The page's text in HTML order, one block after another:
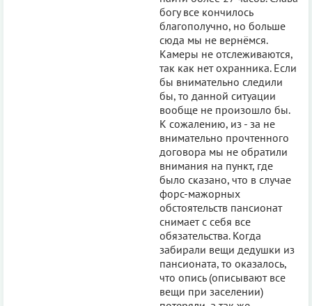
богу все кончилось
благополучно, но больше
сюда мы не вернёмся.
Камеры не отслеживаются,
так как нет охранника. Если
бы внимательно следили
бы, то данной ситуации
вообще не произошло бы.
К сожалению, из - за не
внимательно прочтенного
договора мы не обратили
внимания на пункт, где
было сказано, что в случае
форс-мажорных
обстоятельств пансионат
снимает с себя все
обязательства. Когда
забирали вещи дедушки из
пансионата, то оказалось,
что опись (описывают все
вещи при заселении)